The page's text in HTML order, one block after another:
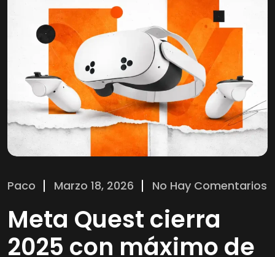
Paco Marzo 18, 2026 No Hay Comentarios
Meta Quest cierra
2025 con máximo de